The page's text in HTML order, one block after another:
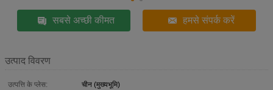
सबसे अच्छी कीमत हमसे संपर्क करें
उत्पाद विवरण
उत्पत्ति के प्लेस:
चीन (मुख्यभूमि)